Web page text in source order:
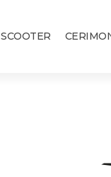
SCOOTER